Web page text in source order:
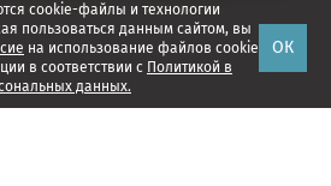
cookie-файлы и технологии
пользоваться данным сайтом, вы
на использование файлов cookie
в соответствии с Политикой в
данных.
ОК